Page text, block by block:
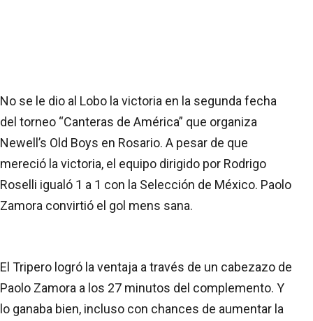
No se le dio al Lobo la victoria en la segunda fecha
del torneo “Canteras de América” que organiza
Newell’s Old Boys en Rosario. A pesar de que
mereció la victoria, el equipo dirigido por Rodrigo
Roselli igualó 1 a 1 con la Selección de México. Paolo
Zamora convirtió el gol mens sana.
El Tripero logró la ventaja a través de un cabezazo de
Paolo Zamora a los 27 minutos del complemento. Y
lo ganaba bien, incluso con chances de aumentar la